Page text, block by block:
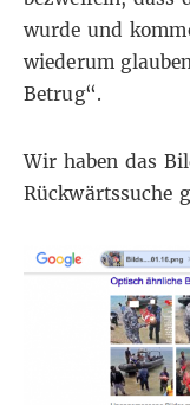
wurde und
wiederum
Betrug“.
Wir haben das
Rückwärtssuche